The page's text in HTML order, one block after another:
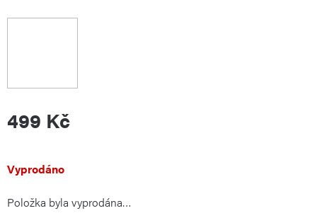
499 Kč
Měrná
cena:
Vyprodáno
Položka byla vyprodána…